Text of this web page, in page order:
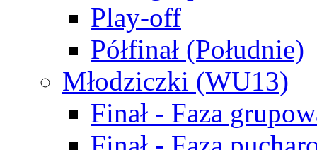
Play-off
Półfinał (Południe)
Młodziczki (WU13)
Finał - Faza